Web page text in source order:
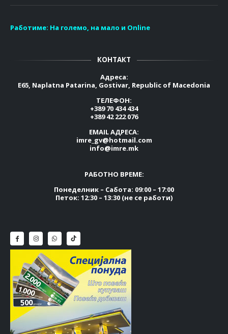
Работиме: На големо, на мало и Online
КОНТАКТ
Адреса:
E65, Naplatna Patarina, Gostivar, Republic of Macedonia
ТЕЛЕФОН:
+389 70 434 434
+389 42 222 076
EMAIL АДРЕСА:
imre_gv@hotmail.com
info@imre.mk
РАБОТНО ВРЕМЕ:
Понеделник – Сабота: 09:00 – 17:00
Петок: 12:30 – 13:30 (не се работи)